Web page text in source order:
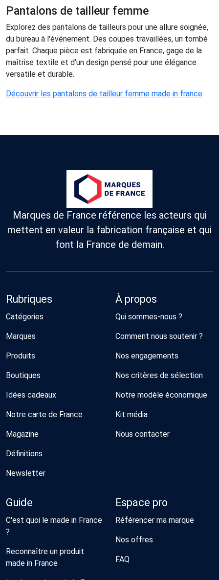
Pantalons de tailleur femme
Explorez des pantalons de tailleurs pour une allure soignée,
du bureau à l'événement. Des coupes travaillées, un tombé
parfait. Chaque pièce est fabriquée en France, gage de la
maîtrise textile et d'un design pensé pour une élégance
versatile et durable.
Découvrir les pantalons de tailleur femme made in france
Marques de France référence les acteurs qui
mettent en valeur la fabrication française et qui
font la France de demain.
Rubriques
Catégories
Marques
Produits
Boutiques
Idées cadeaux
Notre carte de France
Magazine
Définitions
Newsletter
À propos
Qui sommes-nous ?
Comment nous soutenir ?
Nos engagements
Nos critères de sélection
Notre modèle économique
Kit média
Nous contacter
Guide
C'est quoi le made in France
?
Reconnaître un produit
made in France
Espace pro
Référencer ma marque
Nos offres
FAQ